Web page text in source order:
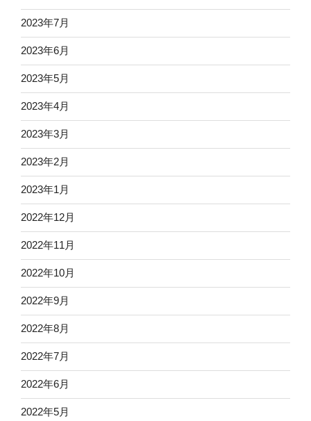
2023年7月
2023年6月
2023年5月
2023年4月
2023年3月
2023年2月
2023年1月
2022年12月
2022年11月
2022年10月
2022年9月
2022年8月
2022年7月
2022年6月
2022年5月